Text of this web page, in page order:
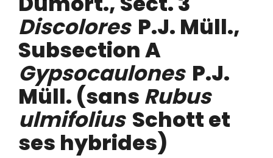
Discolores P.J. Müll.,
Subsection A
Gypsocaulones P.J.
Müll. (sans Rubus
ulmifolius Schott et
ses hybrides)